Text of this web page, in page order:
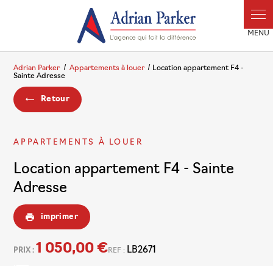
Adrian Parker Appartements à louer
Location appartement F4 -
Sainte Adresse
Retour
APPARTEMENTS À LOUER
Location appartement F4 - Sainte
Adresse
imprimer
PRIX : 1 050,00 €REF : LB2671